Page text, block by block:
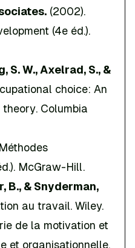
(2002).
(4e éd.).
S. W., Axelrad, S., &
choice: An
theory. Columbia
Méthodes
McGraw-Hill.
B., & Snyderman,
au travail. Wiley.
de la motivation et
et organisationnelle.